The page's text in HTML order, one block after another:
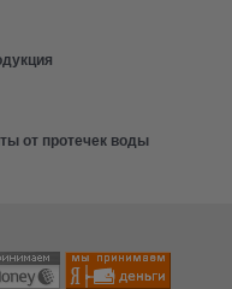
от протечек воды